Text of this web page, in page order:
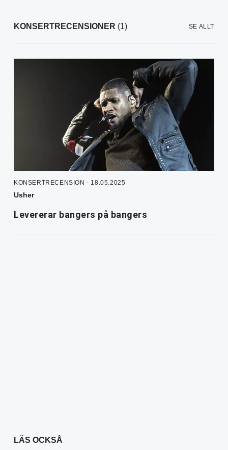
KONSERTRECENSIONER (1) SE ALLT
KONSERTRECENSION - 18.05.2025
Usher
Levererar bangers på bangers
LÄS OCKSÅ